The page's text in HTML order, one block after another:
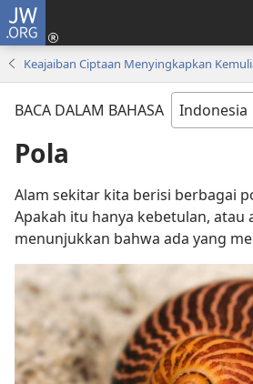
JW.ORG
Keajaiban Ciptaan Menyingkapkan
BACA DALAM BAHASA
Pola
Alam sekitar kita berisi berbagai
Apakah itu hanya kebetulan, atau
menunjukkan bahwa ada yang